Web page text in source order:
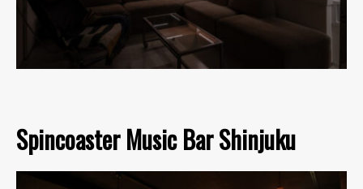
Spincoaster Music Bar Shinjuku